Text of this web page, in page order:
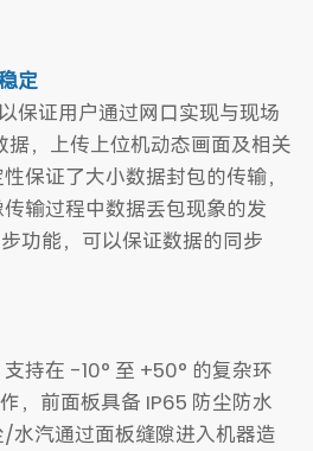
定
保证用户通过网口实现与现场
据，上传上位机动态画面及相关
保证了大小数据封包的传输，
输过程中数据丢包现象的发
功能，可以保证数据的同步
持在 -10° 至 +50° 的复杂环
，前面板具备 IP65 防尘防水
水汽通过面板缝隙进入机器造